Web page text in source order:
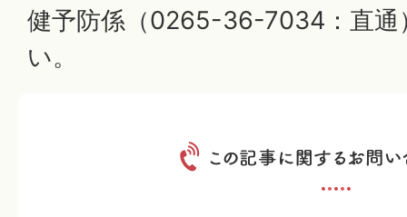
健予防係（0265-36-7034：直通
い。